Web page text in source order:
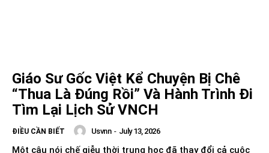
Giáo Sư Gốc Việt Kể Chuyện Bị Chê
“Thua Là Đúng Rồi” Và Hành Trình Đi
Tìm Lại Lịch Sử VNCH
ĐIỀU CẦN BIẾT Usvnn - July 13, 2026
Một câu nói chế giễu thời trung học đã thay đổi cả cuộc